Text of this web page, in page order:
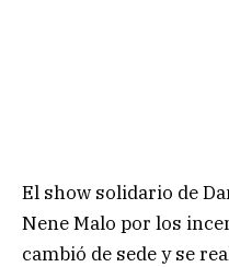
El show solidario de
Nene Malo por los
cambió de sede y se